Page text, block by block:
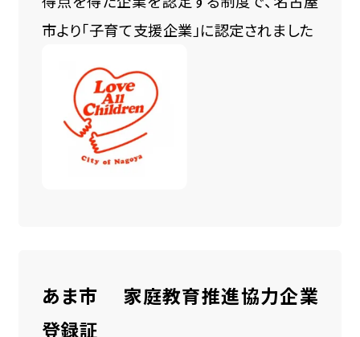
市より「子育て支援企業」に認定されました
あま市 家庭教育推進協力企業
登録証